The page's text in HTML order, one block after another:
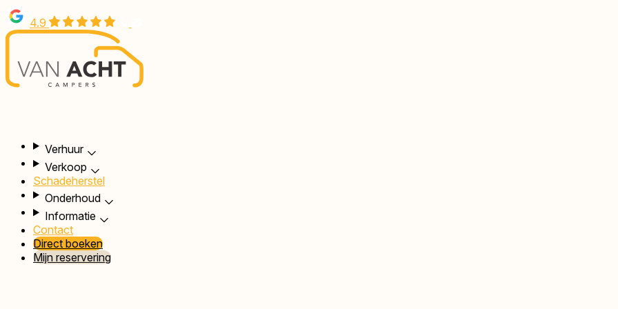
Overslaan
en
naar
inhoud
gaan
4.9
Verhuur
Verkoop
Schadeherstel
Onderhoud
Informatie
Contact
Direct boeken
Mijn reservering